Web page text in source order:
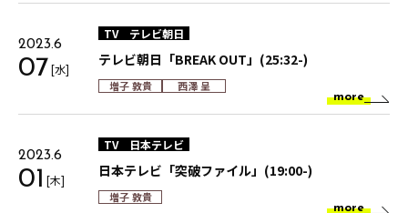
2023.6
07[水]
TV テレビ朝日
テレビ朝日「BREAK OUT」(25:32-)
増子 敦貴 西澤 呈
more
2023.6
01 [木]
TV 日本テレビ
日本テレビ「突破ファイル」(19:00-)
増子 敦貴
more